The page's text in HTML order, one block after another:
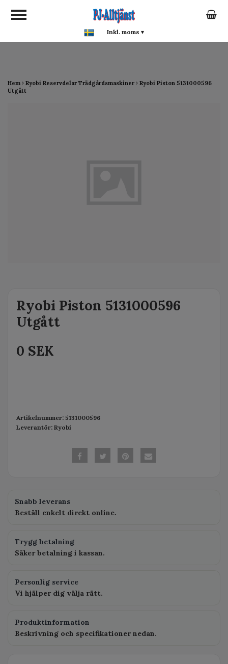
google-site-verification:
google0142a1f5f0015a93.html
Hem Ryobi Reservdelar Trädgårdsmaskiner
Ryobi Piston 5131000596
Utgått
Ryobi Piston 5131000596
Utgått
0 SEK
Artikelnummer: 5131000596
Leverantör: Ryobi
Snabb leverans
Beställ enkelt direkt online.
Trygg betalning
Säker betalning i kassan.
Personlig service
Vi hjälper dig välja rätt.
Produktinformation
Beskrivning och specifikationer nedan.
Inkl. moms ▾